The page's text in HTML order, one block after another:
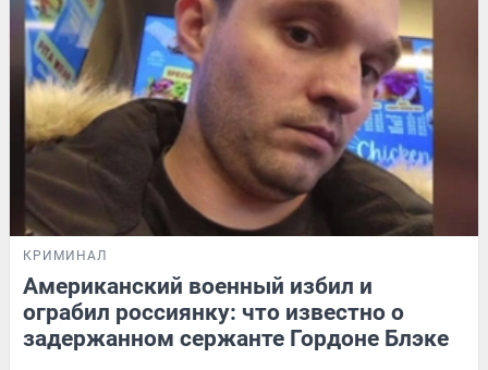
КРИМИНАЛ
Американский военный избил и
ограбил россиянку: что известно о
задержанном сержанте Гордоне Блэке